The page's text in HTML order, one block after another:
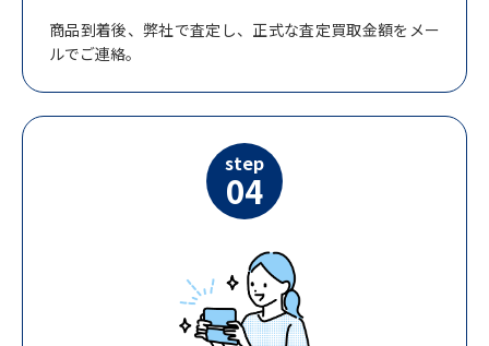
商品到着後、弊社で査定し、正式な査定買取金額をメー
ルでご連絡。
step
04